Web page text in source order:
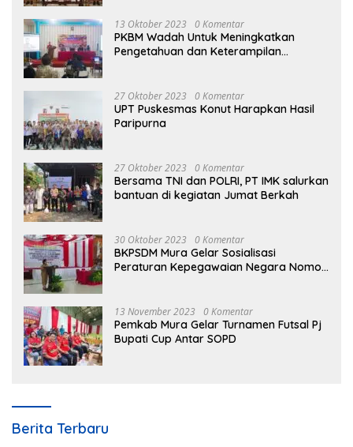
13 Oktober 2023 0 Komentar
PKBM Wadah Untuk Meningkatkan
Pengetahuan dan Keterampilan
27 Oktober 2023 0 Komentar
UPT Puskesmas Konut Harapkan Hasil
Paripurna
27 Oktober 2023 0 Komentar
Bersama TNI dan POLRI, PT IMK salurkan
bantuan di kegiatan Jumat Berkah
30 Oktober 2023 0 Komentar
BKPSDM Mura Gelar Sosialisasi
Peraturan Kepegawaian Negara Nomor
13 November 2023 0 Komentar
Pemkab Mura Gelar Turnamen Futsal Pj
Bupati Cup Antar SOPD
Berita Terbaru